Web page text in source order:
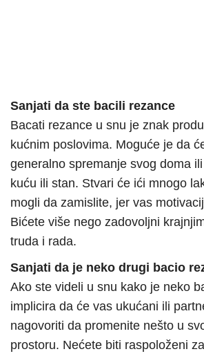
Sanjati da ste bacili rezance
Bacati rezance u snu je znak
kućnim poslovima. Moguće je da
generalno spremanje svog doma
kuću ili stan. Stvari će ići mnogo
mogli da zamislite, jer vas
Bićete više nego zadovoljni
truda i rada.
Sanjati da je neko drugi bacio
Ako ste videli u snu kako je neko
implicira da će vas ukućani ili
nagovoriti da promenite nešto u
prostoru. Nećete biti raspoloženi